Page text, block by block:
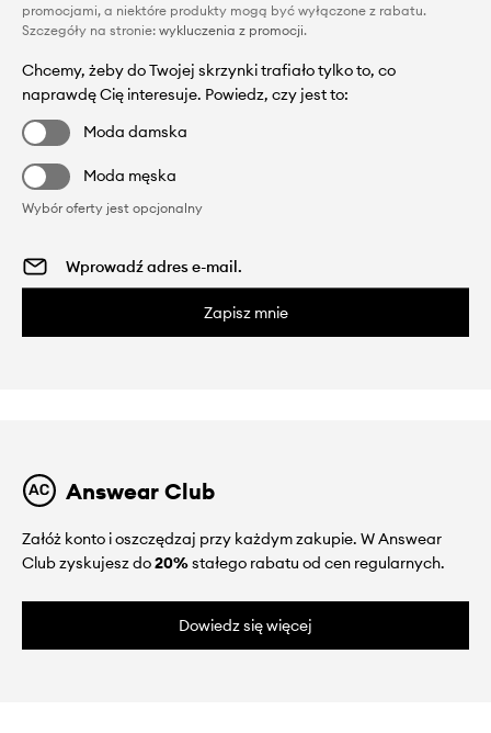
promocjami, a niektóre produkty mogą być wyłączone z rabatu.
Szczegóły na stronie: wykluczenia z promocji.
Chcemy, żeby do Twojej skrzynki trafiało tylko to, co
naprawdę Cię interesuje. Powiedz, czy jest to:
Moda damska
Moda męska
Wybór oferty jest opcjonalny
Zapisz mnie
Answear Club
Załóż konto i oszczędzaj przy każdym zakupie. W Answear
Club zyskujesz do20%stałego rabatu od cen regularnych.
Dowiedz się więcej